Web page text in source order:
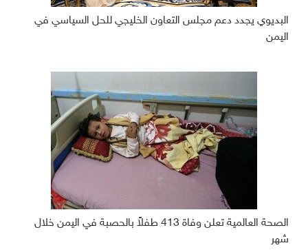
البديوي يجدد دعم مجلس التعاون الخليجي للحل السياسي في
اليمن
الصحة العالمية تعلن وفاة 413 طفلاً بالحصبة في اليمن خلال
شهر